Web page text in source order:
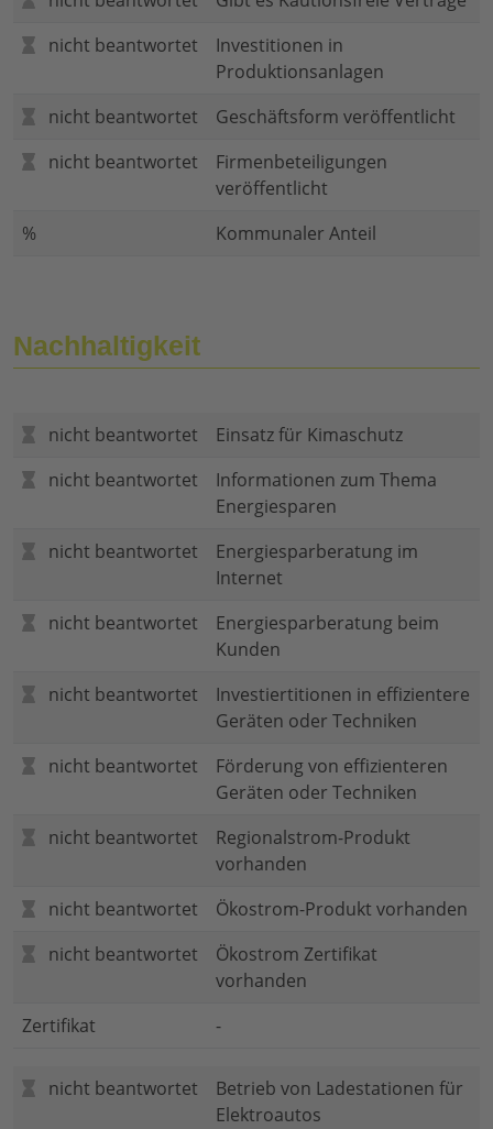
nicht beantwortet
Investitionen in
Produktionsanlagen
nicht beantwortet
Geschäftsform veröffentlicht
nicht beantwortet
Firmenbeteiligungen
veröffentlicht
%
Kommunaler Anteil
Nachhaltigkeit
nicht beantwortet
Einsatz für Kimaschutz
nicht beantwortet
Informationen zum Thema
Energiesparen
nicht beantwortet
Energiesparberatung im
Internet
nicht beantwortet
Energiesparberatung beim
Kunden
nicht beantwortet
Investiertitionen in effizientere
Geräten oder Techniken
nicht beantwortet
Förderung von effizienteren
Geräten oder Techniken
nicht beantwortet
Regionalstrom-Produkt
vorhanden
nicht beantwortet
Ökostrom-Produkt vorhanden
nicht beantwortet
Ökostrom Zertifikat
vorhanden
Zertifikat
-
nicht beantwortet
Betrieb von Ladestationen für
Elektroautos